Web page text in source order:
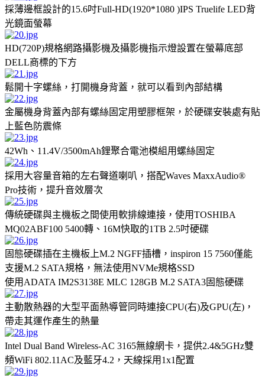
採薄邊框設計的15.6吋Full-HD(1920*1080 )IPS Truelife LED背
光鏡面螢幕
HD(720P)規格網路攝影機及攝影機指示燈設置在螢幕底部
DELL商標的下方
鬆開十字螺絲，打開機身背蓋，就可以看到內部結構
金屬機身背蓋內部有螺絲固定用塑膠框架，於硬碟安裝處有貼
上藍色防震條
42Wh、11.4V/3500mAh鋰聚合電池模組用螺絲固定
採用大容量音箱的左右聲道喇叭，搭配Waves MaxxAudio®
Pro技術，提升音效層次
傳統硬碟與主機板之間使用軟排線連接，使用TOSHIBA
MQ02ABF100 5400轉、16M快取的1TB 2.5吋硬碟
固態硬碟插在主機板上M.2 NGFF插槽，inspiron 15 7560僅能
支援M.2 SATA規格，無法使用NVMe規格SSD
使用ADATA IM2S3138E MLC 128GB M.2 SATA3固態硬碟
主動散熱器的大型平面熱導管同時連接CPU(右)及GPU(左)，
帶走其運作產生的熱量
Intel Dual Band Wireless-AC 3165無線網卡，提供2.4&5GHz雙
頻WiFi 802.11AC及藍牙4.2，天線採用1x1配置